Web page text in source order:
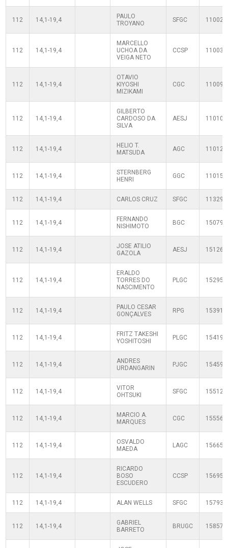
112 14,1-19,4
PAULO
TROYANO
SFGC
112 14,1-19,4
MARCELLO
UCHOA DA
VEIGA NETO
CCSP
112 14,1-19,4
OTAVIO
KIYOSHI
MIZIKAMI
CGC
112 14,1-19,4
GILBERTO
CARDOSO DA
SILVA
AESJ
112 14,1-19,4
HELIO T.
MATSUDA
AGC
112 14,1-19,4
STERNBERG
HENRI
GGC
112 14,1-19,4 CARLOS CRUZ SFGC
112 14,1-19,4
FERNANDO
NISHIMOTO
BGC
112 14,1-19,4
JOSE ATILIO
GAZOLA
AESJ
112 14,1-19,4
ERALDO
TORRES DO
NASCIMENTO
PLGC
112 14,1-19,4
PAULO CESAR
GONÇALVES
RPG
112 14,1-19,4
FRITZ TAKESHI
YOSHITOSHI
PLGC
112 14,1-19,4
ANDRES
URDANGARIN
PJGC
112 14,1-19,4
VITOR
OHTSUKI
SFGC
112 14,1-19,4
MARCIO A.
MARQUES
CGC
112 14,1-19,4
OSVALDO
MAEDA
LAGC
112 14,1-19,4
RICARDO
BOSO
ESCUDERO
CCSP
112 14,1-19,4 ALAN WELLS SFGC
112 14,1-19,4
GABRIEL
BARRETO
BRUGC